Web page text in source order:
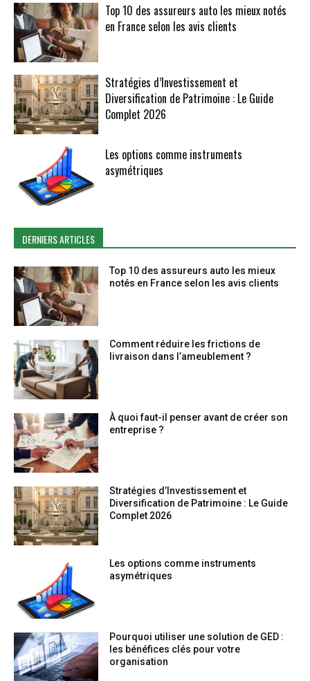
Top 10 des assureurs auto les mieux notés
en France selon les avis clients
Stratégies d’Investissement et
Diversification de Patrimoine : Le Guide
Complet 2026
Les options comme instruments
asymétriques
DERNIERS ARTICLES
Top 10 des assureurs auto les mieux
notés en France selon les avis clients
Comment réduire les frictions de
livraison dans l’ameublement ?
À quoi faut-il penser avant de créer son
entreprise ?
Stratégies d’Investissement et
Diversification de Patrimoine : Le Guide
Complet 2026
Les options comme instruments
asymétriques
Pourquoi utiliser une solution de GED :
les bénéfices clés pour votre
organisation